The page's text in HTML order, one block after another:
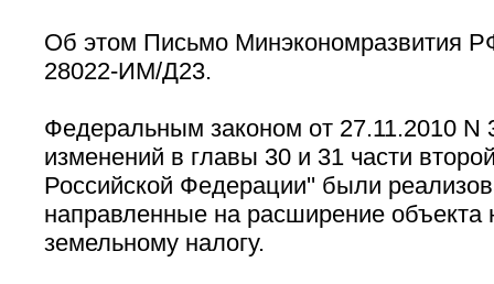
Об этом Письмо Минэкономразвития
28022-ИМ/Д23.
Федеральным законом от 27.11.2010
изменений в главы 30 и 31 части
Российской Федерации'' были
направленные на расширение объекта
земельному налогу.